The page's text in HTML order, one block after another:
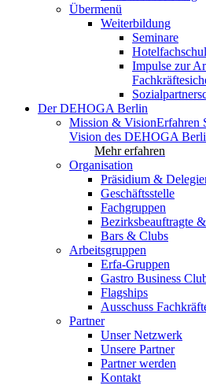
Übermenü
Weiterbildung
Seminare
Impulse zur
Der DEHOGA Berlin
Mission & VisionErfahren
Vision des DEHOGA
Mehr erfahren
Organisation
Präsidium &
Geschäftsstelle
Fachgruppen
Bezirksbeauftragte
Bars & Clubs
Arbeitsgruppen
Erfa-Gruppen
Gastro Business
Flagships
Ausschuss
Partner
Unser Netzwerk
Unsere Partner
Partner werden
Kontakt